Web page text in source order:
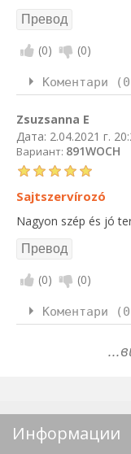
(0) (0)
Коментари
Zsuzsanna E
Дата: 2.04.2021 г.
Вариант: 891WOCH
Sajtszervírozó
Nagyon szép és jó
(0) (0)
Коментари
Информации